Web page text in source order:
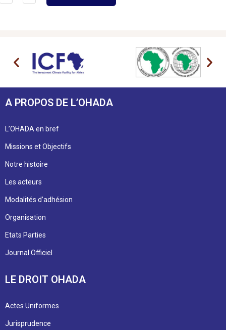
A PROPOS DE L’OHADA
L’OHADA en bref
Missions et Objectifs
Notre histoire
Les acteurs
Modalités d’adhésion
Organisation
Etats Parties
Journal Officiel
LE DROIT OHADA
Actes Uniformes
Jurisprudence